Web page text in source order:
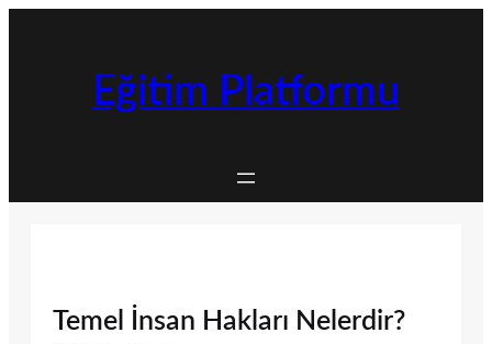
Eğitim Platformu
Temel İnsan Hakları Nelerdir?